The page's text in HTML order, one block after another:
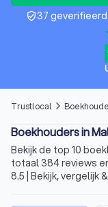
verified_user37
Trustlocal arrow_forward_ios
Boekhouders in
Bekijk de top 10
totaal 384 reviews
8.5 | Bekijk, vergelijk